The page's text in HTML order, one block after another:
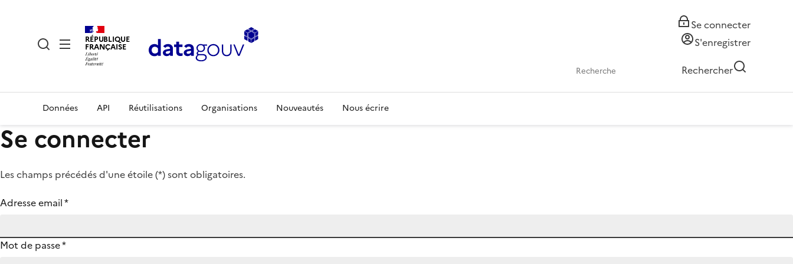
RÉPUBLIQUE
FRANÇAISE
Se connecter
S'enregistrer
Rechercher
Données API Réutilisations Organisations Nouveautés Nous écrire
Se connecter
Les champs précédés d'une étoile (*) sont obligatoires.
Adresse email*
Mot de passe*